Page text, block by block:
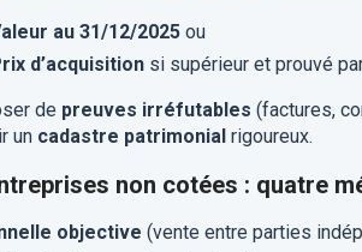
au 31/12/2025 ou
d’acquisitionsi supérieur et prouvé
de preuves irréfutables (factures,
un cadastre patrimonialrigoureux.
non cotées : quatre
objective (vente entre parties